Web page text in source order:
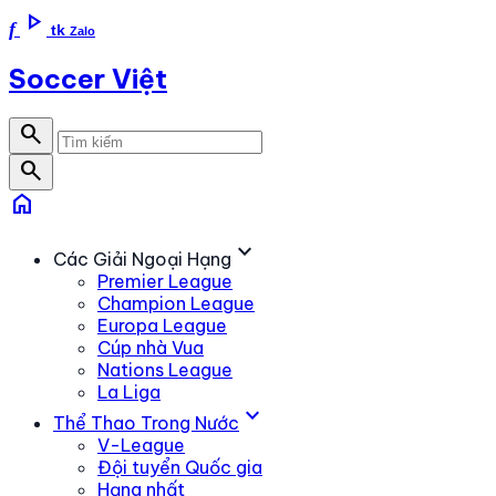
f play_arrow tk Zalo
Soccer Việt
search
search
home
Các Giải Ngoại Hạng expand_more
Premier League
Champion League
Europa League
Cúp nhà Vua
Nations League
La Liga
Thể Thao Trong Nước expand_more
V-League
Đội tuyển Quốc gia
Hạng nhất